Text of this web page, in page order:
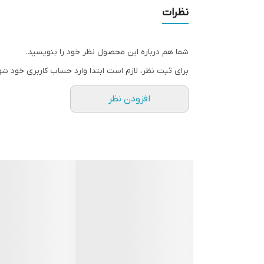
نظرات
شما هم درباره این محصول نظر خود را بنویسید.
برای ثبت نظر، لازم است ابتدا وارد حساب کاربری خود
افزودن نظر